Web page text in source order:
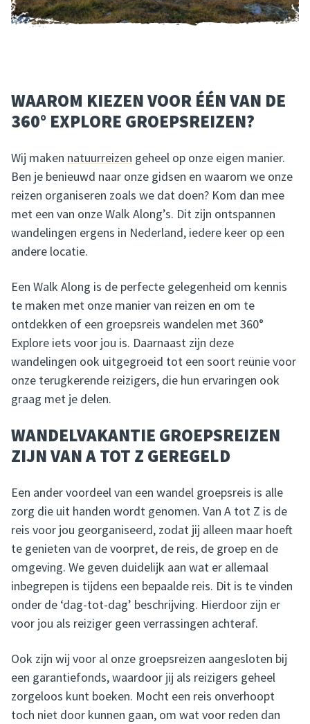
WAAROM KIEZEN VOOR ÉÉN VAN DE
360° EXPLORE GROEPSREIZEN?
Wij maken natuurreizen geheel op onze eigen manier.
Ben je benieuwd naar onze gidsen en waarom we onze
reizen organiseren zoals we dat doen? Kom dan mee
met een van onze Walk Along’s. Dit zijn ontspannen
wandelingen ergens in Nederland, iedere keer op een
andere locatie.
Een Walk Along is de perfecte gelegenheid om kennis
te maken met onze manier van reizen en om te
ontdekken of een groepsreis wandelen met 360°
Explore iets voor jou is. Daarnaast zijn deze
wandelingen ook uitgegroeid tot een soort reünie voor
onze terugkerende reizigers, die hun ervaringen ook
graag met je delen.
WANDELVAKANTIE GROEPSREIZEN
ZIJN VAN A TOT Z GEREGELD
Een ander voordeel van een wandel groepsreis is alle
zorg die uit handen wordt genomen. Van A tot Z is de
reis voor jou georganiseerd, zodat jij alleen maar hoeft
te genieten van de voorpret, de reis, de groep en de
omgeving. We geven duidelijk aan wat er allemaal
inbegrepen is tijdens een bepaalde reis. Dit is te vinden
onder de ‘dag-tot-dag’ beschrijving. Hierdoor zijn er
voor jou als reiziger geen verrassingen achteraf.
Ook zijn wij voor al onze groepsreizen aangesloten bij
een garantiefonds, waardoor jij als reizigers geheel
zorgeloos kunt boeken. Mocht een reis onverhoopt
toch niet door kunnen gaan, om wat voor reden dan